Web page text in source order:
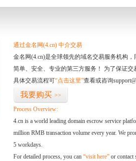
通过金名网(4.cn) 中介交易
金名网(4.cn)是全球领先的域名交易服务机构
简单、安全、专业的第三方服务！ 为了保证
具体交易流程可“点击这里”查看或咨询
我要购买 >>
Process Overview:
4.cn is a world leading domain escrow service
million RMB transaction volume every year. We
5 workdays.
For detailed process, you can “visit here” or contact